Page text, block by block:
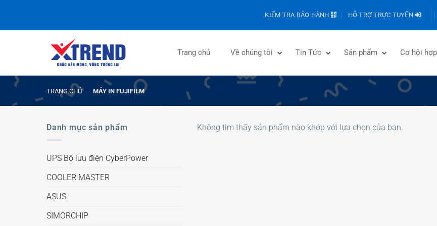
KIỂM TRA BẢO HÀNH HỖ TRỢ TRỰC TUYẾN
Trang chủ Về chúng tôi Tin Tức Sản phẩm Cơ hội
TRANG CHỦ – MÁY IN FUJIFILM
Danh mục sản phẩm
UPS Bộ lưu điện CyberPower
COOLER MASTER
ASUS
SIMORCHIP
Không tìm thấy sản phẩm nào khớp với lựa chọn của bạn.